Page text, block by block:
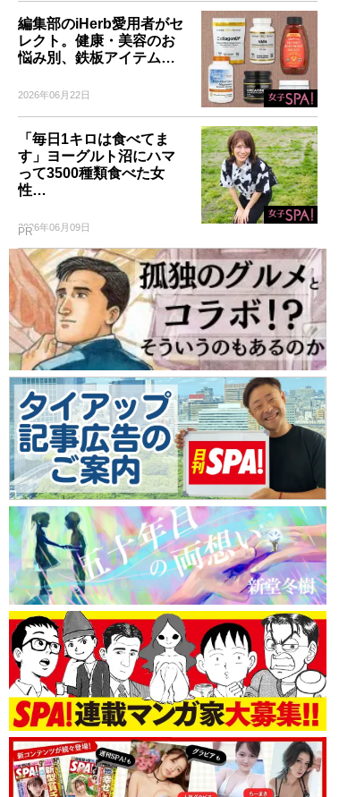
編集部のiHerb愛用者がセ
レクト。健康・美容のお
悩み別、鉄板アイテム…
2026年06月22日
「毎日1キロは食べてま
す」ヨーグルト沼にハマ
って3500種類食べた女
性…
2026年06月09日
PR